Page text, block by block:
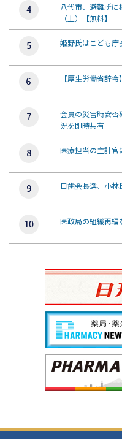
八代市、避難所
（上）【無料】
姫野氏はこども
【厚生労働省辞令
会員の災害時安
況を即時共有
医療担当の主計
日歯会長選、小
医政局の組織再